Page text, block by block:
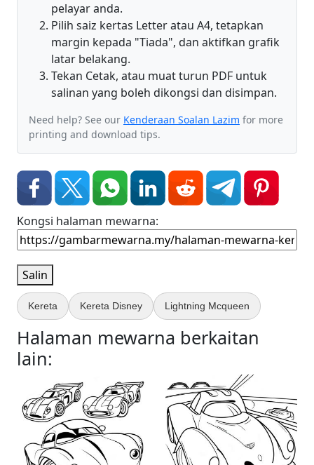
pelayar anda.
Pilih saiz kertas Letter atau A4, tetapkan
margin kepada "Tiada", dan aktifkan grafik
latar belakang.
Tekan Cetak, atau muat turun PDF untuk
salinan yang boleh dikongsi dan disimpan.
Need help? See our Kenderaan Soalan Lazim for more
printing and download tips.
Kongsi halaman mewarna:
Salin
Kereta Kereta Disney Lightning Mcqueen
Halaman mewarna berkaitan
lain: